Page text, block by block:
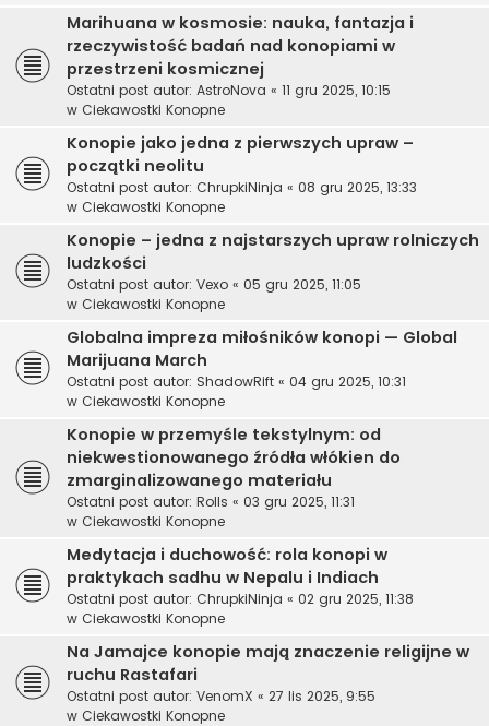
Marihuana w kosmosie: nauka, fantazja i
rzeczywistość badań nad konopiami w
przestrzeni kosmicznej
Ostatni post autor: AstroNova « 11 gru 2025, 10:15
w Ciekawostki Konopne
Konopie jako jedna z pierwszych upraw –
początki neolitu
Ostatni post autor: ChrupkiNinja « 08 gru 2025, 13:33
w Ciekawostki Konopne
Konopie – jedna z najstarszych upraw rolniczych
ludzkości
Ostatni post autor: Vexo « 05 gru 2025, 11:05
w Ciekawostki Konopne
Globalna impreza miłośników konopi — Global
Marijuana March
Ostatni post autor: ShadowRift « 04 gru 2025, 10:31
w Ciekawostki Konopne
Konopie w przemyśle tekstylnym: od
niekwestionowanego źródła włókien do
zmarginalizowanego materiału
Ostatni post autor: Rolls « 03 gru 2025, 11:31
w Ciekawostki Konopne
Medytacja i duchowość: rola konopi w
praktykach sadhu w Nepalu i Indiach
Ostatni post autor: ChrupkiNinja « 02 gru 2025, 11:38
w Ciekawostki Konopne
Na Jamajce konopie mają znaczenie religijne w
ruchu Rastafari
Ostatni post autor: VenomX « 27 lis 2025, 9:55
w Ciekawostki Konopne